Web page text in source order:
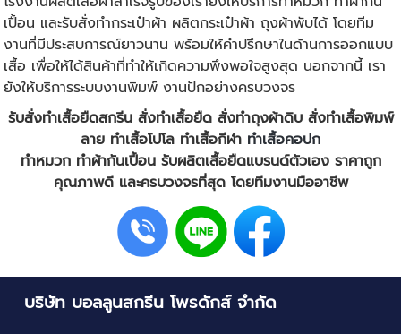
เปื้อน และรับสั่งทำกระเป๋าผ้า ผลิตกระเป๋าผ้า ถุงผ้าพับได้ โดยทีม
งานที่มีประสบการณ์ยาวนาน พร้อมให้คำปรึกษาในด้านการออกแบบ
เสื้อ เพื่อให้ได้สินค้าที่ทำให้เกิดความพึงพอใจสูงสุด นอกจากนี้ เรา
ยังให้บริการระบบงานพิมพ์ งานปักอย่างครบวงจร
รับสั่งทําเสื้อยืดสกรีน สั่งทำเสื้อยืด สั่งทำถุงผ้าดิบ สั่งทำเสื้อพิมพ์
ลาย ทำเสื้อโปโล ทำเสื้อกีฬา ทำเสื้อคอปก
ทำหมวก ทำผ้ากันเปื้อน รับผลิตเสื้อยืดแบรนด์ตัวเองราคาถูก
คุณภาพดี และครบวงจรที่สุด โดยทีมงานมืออาชีพ
บริษัท บอลลูนสกรีน โพรดักส์ จำกัด